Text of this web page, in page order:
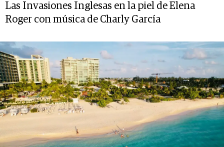
Las Invasiones Inglesas en la piel de Elena
Roger con música de Charly García